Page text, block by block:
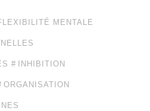
MENTALE
INHIBITION
ORGANISATION